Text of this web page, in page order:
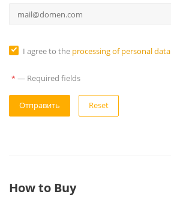
I agree to the processing of personal data
* — Required fields
Reset
How to Buy